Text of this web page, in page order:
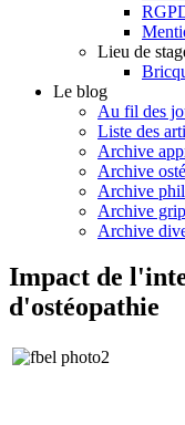
Lieu de
Le blog
Au fil des
Liste des
Archive
Archive
Archive
Archive
Archive
Impact de
d'ostéopathie